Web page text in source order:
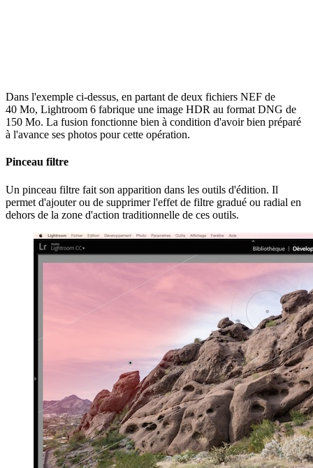
Dans l'exemple ci-dessus, en partant de deux fichiers NEF de
40 Mo, Lightroom 6 fabrique une image HDR au format DNG de
150 Mo. La fusion fonctionne bien à condition d'avoir bien préparé
à l'avance ses photos pour cette opération.
Pinceau filtre
Un pinceau filtre fait son apparition dans les outils d'édition. Il
permet d'ajouter ou de supprimer l'effet de filtre gradué ou radial en
dehors de la zone d'action traditionnelle de ces outils.